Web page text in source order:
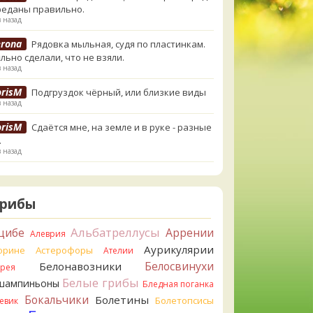
правильно.
назад
Рядовка мыльная, судя по пластинкам.
сделали, что не взяли.
назад
Подгруздок чёрный, или близкие виды
назад
Сдаётся мне, на земле и в руке - разные
назад
Вони не было, но вода и гриб при варке
желтеть. Выкинул. Большое спасибо.
назад
назад
Да. Но они не все безоговорочно
назад
В следующий раз вырвите его
Алеврия Альбатреллусы Аррении
Астерофоры Ателии Аурикулярии
Белонавозники Белосвинухи
Белые грибы Бледная поганка
Бокальчики Болетины Болетопсисы